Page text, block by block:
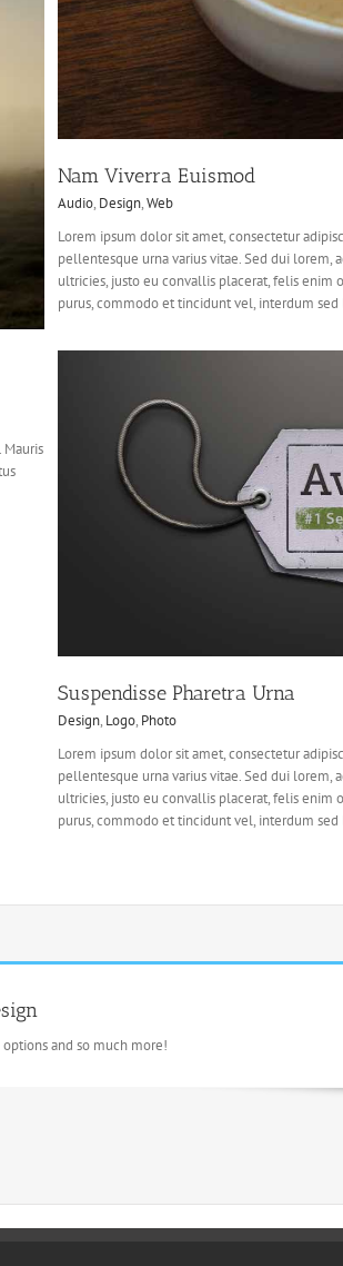
Nam Viverra Euismod
Audio, Design,Web
Lorem ipsum dolor sit amet, consectetur
pellentesque urna varius vitae. Sed dui lorem,
ultricies, justo eu convallis placerat, felis enim
purus, commodo et tincidunt vel, interdum
Suspendisse Pharetra Urna
Design, Logo, Photo
Lorem ipsum dolor sit amet, consectetur
pellentesque urna varius vitae. Sed dui lorem,
ultricies, justo eu convallis placerat, felis enim
purus, commodo et tincidunt vel, interdum
and so much more!